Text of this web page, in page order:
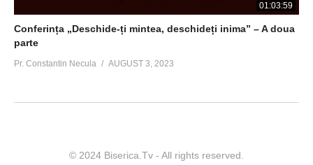
01:03:59
Conferința „Deschide-ți mintea, deschideți inima” – A doua
parte
Pr. Constantin Necula AUGUST 3, 2023
© 2024 Biserica.Tv - All rights reserved.